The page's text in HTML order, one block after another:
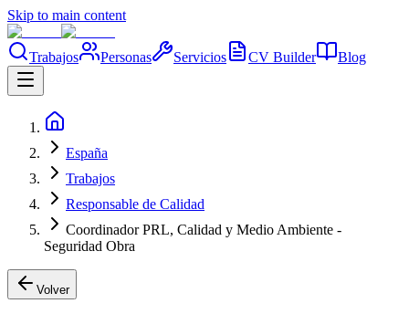
Skip to main content
Trabajos Personas Servicios CV Builder Blog
España
Trabajos
Responsable de Calidad
Coordinador PRL, Calidad y Medio Ambiente -
Seguridad Obra
Volver